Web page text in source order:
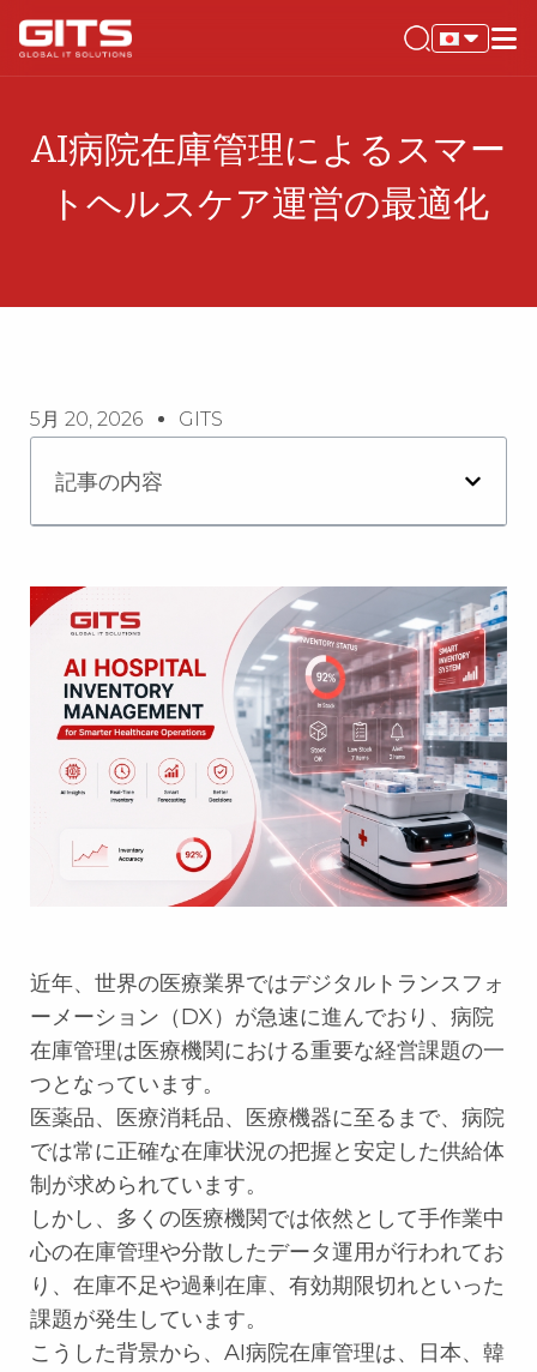
AI病院在庫管理によるスマー
トヘルスケア運営の最適化
5月 20, 2026 GITS
記事の内容
近年、世界の医療業界ではデジタルトランスフォ
ーメーション（DX）が急速に進んでおり、病院
在庫管理は医療機関における重要な経営課題の一
つとなっています。
医薬品、医療消耗品、医療機器に至るまで、病院
では常に正確な在庫状況の把握と安定した供給体
制が求められています。
しかし、多くの医療機関では依然として手作業中
心の在庫管理や分散したデータ運用が行われてお
り、在庫不足や過剰在庫、有効期限切れといった
課題が発生しています。
こうした背景から、AI病院在庫管理は、日本、韓